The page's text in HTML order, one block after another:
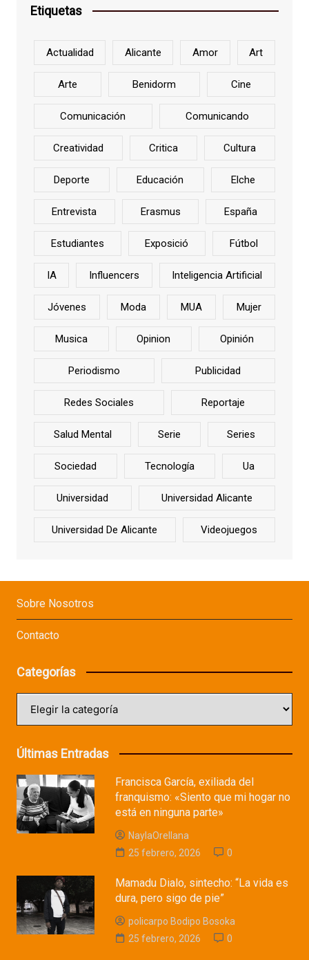
Etiquetas
Actualidad Alicante Amor Art
Arte Benidorm Cine
Comunicación Comunicando
Creatividad Critica Cultura
Deporte Educación Elche
Entrevista Erasmus España
Estudiantes Exposició Fútbol
IA Influencers Inteligencia Artificial
Jóvenes Moda MUA Mujer
Musica Opinion Opinión
Periodismo Publicidad
Redes Sociales Reportaje
Salud Mental Serie Series
Sociedad Tecnología Ua
Universidad Universidad Alicante
Universidad De Alicante Videojuegos
Sobre Nosotros
Contacto
Categorías
Últimas Entradas
Francisca García, exiliada del
franquismo: «Siento que mi hogar no
está en ninguna parte»
NaylaOrellana
25 febrero, 2026
0
Mamadu Dialo, sintecho: “La vida es
dura, pero sigo de pie”
policarpo Bodipo Bosoka
25 febrero, 2026
0